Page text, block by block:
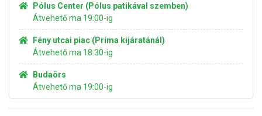
Pólus Center (Pólus patikával szemben)
Átvehető ma 19:00-ig
Fény utcai piac (Príma kijáratánál)
Átvehető ma 18:30-ig
Budaörs
Átvehető ma 19:00-ig